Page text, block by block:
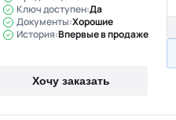
Ключ доступен:Да
Документы:Хорошие
История:Впервые в продаже
Хочу заказать